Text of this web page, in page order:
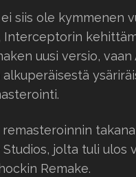
ei siis ole kymmenen
Interceptorin
uusi versio, vaan
remasteroinnin
jolta tuli ulos
Remake.